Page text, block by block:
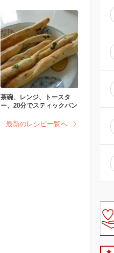
茶碗、レンジ、トースタ
ー、20分でスティックパン
最新のレシピ一覧へ